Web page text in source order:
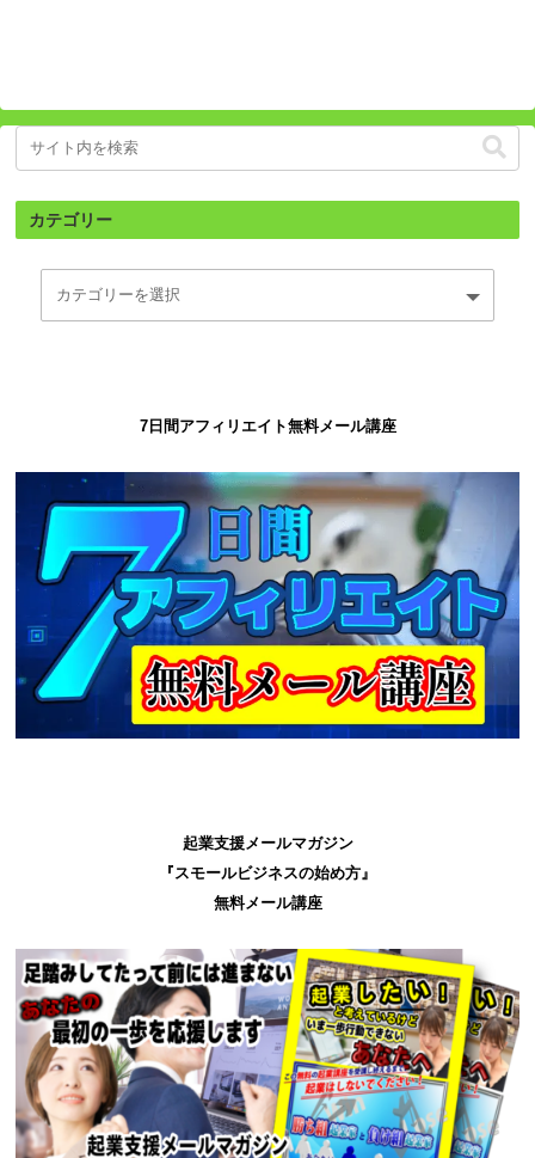
カテゴリー
7日間アフィリエイト無料メール講座
起業支援メールマガジン
『スモールビジネスの始め方』
無料メール講座